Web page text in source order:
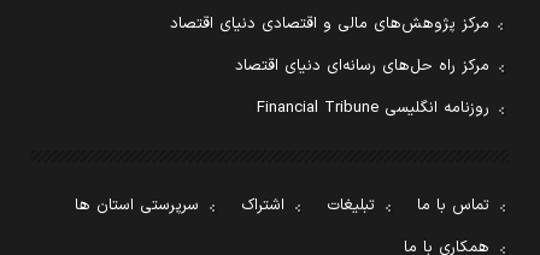
مرکز پژوهش‌های مالی و اقتصادی دنیای اقتصاد
مرکز راه حل‌های رسانه‌ای دنیای اقتصاد
روزنامه انگلیسی Financial Tribune
تماس با ما تبلیغات اشتراک
سرپرستی استان ها
همکاری با ما